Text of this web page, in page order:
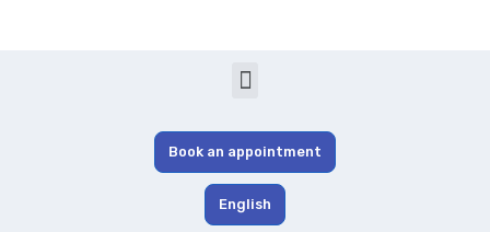
Book an appointment
English